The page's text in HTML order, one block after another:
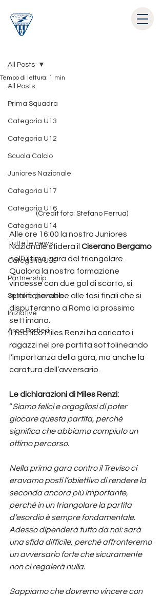
All Posts
Prima Squadra
Categoria U13
Categoria U12
Scuola Calcio
Juniores Nazionale
Categoria U17
Categoria U16
Categoria U14
Tutte le news
Categoria U15
Partnership
Settore giovanile
Iniziative
Area Portieri
All Posts
Tempo di lettura: 1 min
(Credit foto: Stefano Ferrua)
Alle ore 16:00 la nostra Juniores
Nazionale sfiderà il Ciserano Bergamo
nell’ultima gara del triangolare.
Qualora la nostra formazione
vincesse con due gol di scarto, si
qualificherebbe alle fasi finali che si
disputeranno a Roma la prossima
settimana.
Il tecnico Miles Renzi ha caricato i
ragazzi nel pre partita sottolineando
l’importanza della gara, ma anche la
caratura dell’avversario.
Le dichiarazioni di Miles Renzi:
“Siamo felici e orgogliosi di poter
giocare questa partita, perché
significa che abbiamo compiuto un
ottimo percorso.
Nella prima gara contro il Treviso ci
eravamo posti l’obiettivo di rendere la
seconda ancora più importante,
perché in un triangolare la partita
d’esordio è sempre fondamentale.
Adesso dipenderà tutto da noi: sarà
una sfida difficile, perché affronteremo
un avversario forte che sicuramente
non ci regalerà nulla.
Sappiamo che dovremo vincere con